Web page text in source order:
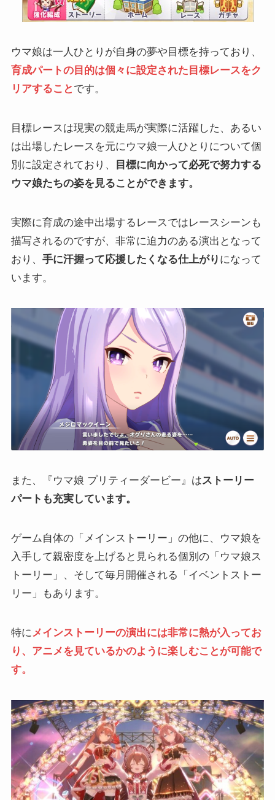
ウマ娘は一人ひとりが自身の夢や目標を持っており、
育成パートの目的は個々に設定された目標レースをク
リアすること です。
目標レースは現実の競走馬が実際に活躍した、あるい
は出場したレースを元にウマ娘一人ひとりについて個
別に設定されており、
目標に向かって必死で努力する
ウマ娘たちの姿を見ることができます。
実際に育成の途中出場するレースではレースシーンも
描写されるのですが、非常に迫力のある演出となって
おり、 手に汗握って応援したくなる仕上がり になって
います。
また、『ウマ娘 プリティーダービー』はストーリー
パートも充実しています。
ゲーム自体の「メインストーリー」の他に、ウマ娘を
入手して親密度を上げると見られる個別の「ウマ娘ス
トーリー」、そして毎月開催される「イベントストー
リー」もあります。
特にメインストーリーの演出には非常に熱が入ってお
り、アニメを見ているかのように楽しむことが可能で
す。